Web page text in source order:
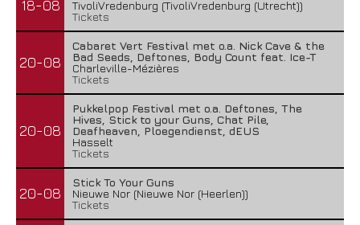
18-08
TivoliVredenburg (TivoliVredenburg (Utrecht))
Tickets
20-08
Cabaret Vert Festival met o.a. Nick Cave & the
Bad Seeds, Deftones, Body Count feat. Ice-T
Charleville-Mézières
Tickets
20-08
Pukkelpop Festival met o.a. Deftones, The
Hives, Stick to your Guns, Chat Pile,
Deafheaven, Ploegendienst, dEUS
Hasselt
Tickets
20-08
Stick To Your Guns
Nieuwe Nor (Nieuwe Nor (Heerlen))
Tickets